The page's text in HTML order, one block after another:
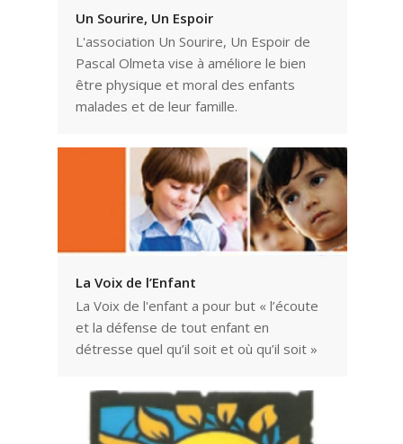
Un Sourire, Un Espoir
L'association Un Sourire, Un Espoir de
Pascal Olmeta vise à améliore le bien
être physique et moral des enfants
malades et de leur famille.
La Voix de l’Enfant
La Voix de l'enfant a pour but « l’écoute
et la défense de tout enfant en
détresse quel qu’il soit et où qu’il soit »